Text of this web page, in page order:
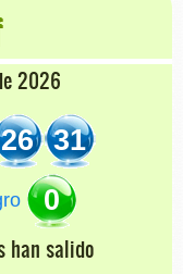
2026
26 31
0
han salido